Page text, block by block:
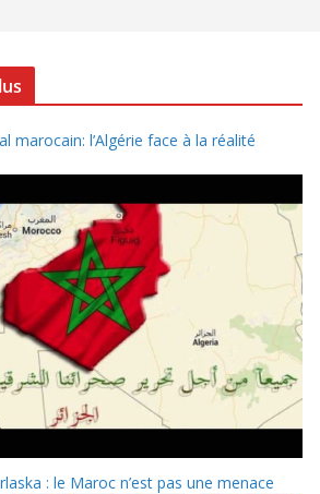
marocain: l’Algérie face à la réalité
: le Maroc n’est pas une menace